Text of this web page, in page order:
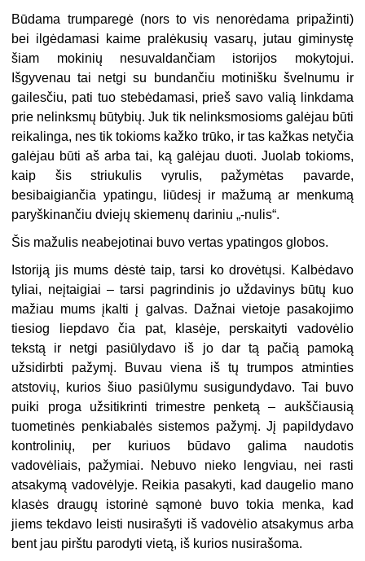
Būdama trumparegė (nors to vis nenorėdama pripažinti)
bei ilgėdamasi kaime pralėkusių vasarų, jutau giminystę
šiam mokinių nesuvaldančiam istorijos mokytojui.
Išgyvenau tai netgi su bundančiu motinišku švelnumu ir
gailesčiu, pati tuo stebėdamasi, prieš savo valią linkdama
prie nelinksmų būtybių. Juk tik nelinksmosioms galėjau būti
reikalinga, nes tik tokioms kažko trūko, ir tas kažkas netyčia
galėjau būti aš arba tai, ką galėjau duoti. Juolab tokioms,
kaip šis striukulis vyrulis, pažymėtas pavarde,
besibaigiančia ypatingu, liūdesį ir mažumą ar menkumą
paryškinančiu dviejų skiemenų dariniu „-nulis“.
Šis mažulis neabejotinai buvo vertas ypatingos globos.
Istoriją jis mums dėstė taip, tarsi ko drovėtųsi. Kalbėdavo
tyliai, neįtaigiai – tarsi pagrindinis jo uždavinys būtų kuo
mažiau mums įkalti į galvas. Dažnai vietoje pasakojimo
tiesiog liepdavo čia pat, klasėje, perskaityti vadovėlio
tekstą ir netgi pasiūlydavo iš jo dar tą pačią pamoką
užsidirbti pažymį. Buvau viena iš tų trumpos atminties
atstovių, kurios šiuo pasiūlymu susigundydavo. Tai buvo
puiki proga užsitikrinti trimestre penketą – aukščiausią
tuometinės penkiabalės sistemos pažymį. Jį papildydavo
kontrolinių, per kuriuos būdavo galima naudotis
vadovėliais, pažymiai. Nebuvo nieko lengviau, nei rasti
atsakymą vadovėlyje. Reikia pasakyti, kad daugelio mano
klasės draugų istorinė sąmonė buvo tokia menka, kad
jiems tekdavo leisti nusirašyti iš vadovėlio atsakymus arba
bent jau pirštu parodyti vietą, iš kurios nusirašoma.